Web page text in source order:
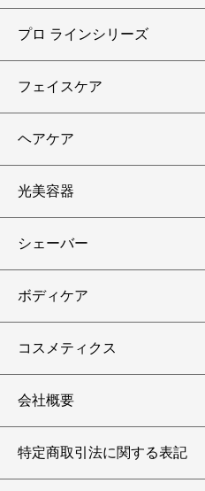
プロ ラインシリーズ
フェイスケア
ヘアケア
光美容器
シェーバー
ボディケア
コスメティクス
会社概要
特定商取引法に関する表記